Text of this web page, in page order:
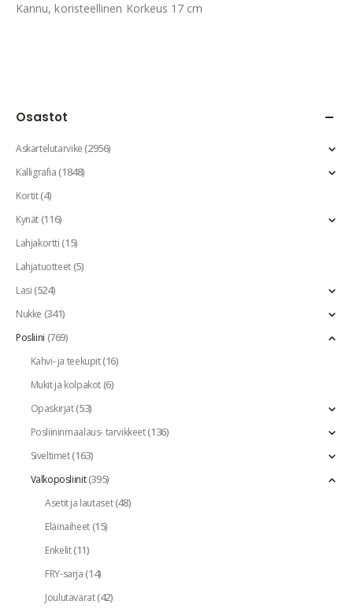
Kannu, koristeellinen Korkeus 17 cm
Osastot
Askartelutarvike(2956)
Kalligrafia(1848)
Kortit(4)
Kynät(116)
Lahjakortti(15)
Lahjatuotteet(5)
Lasi(524)
Nukke (341)
Posliini (769)
Kahvi- ja teekupit(16)
Mukit ja kolpakot(6)
Opaskirjat(53)
Posliininmaalaus- tarvikkeet(136)
Siveltimet(163)
Valkoposliinit(395)
Asetit ja lautaset(48)
Eläinaiheet(15)
Enkelit(11)
FRY-sarja(14)
Joulutavarat(42)